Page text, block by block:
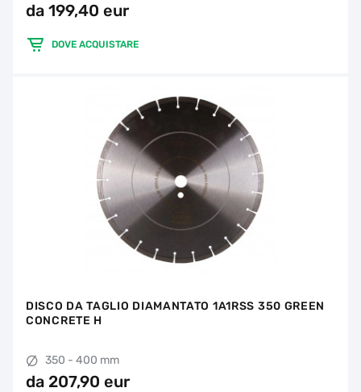
da 199,40 eur
DOVE ACQUISTARE
DISCO DA TAGLIO DIAMANTATO 1A1RSS 350 GREEN
CONCRETE H
350 - 400 mm
da 207,90 eur